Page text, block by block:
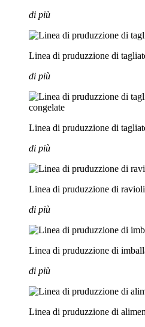
di più
Linea di pruduzzione di
di più
Linea di pruduzzione di
di più
Linea di pruduzzione di
di più
Linea di pruduzzione di
di più
Linea di pruduzzione di